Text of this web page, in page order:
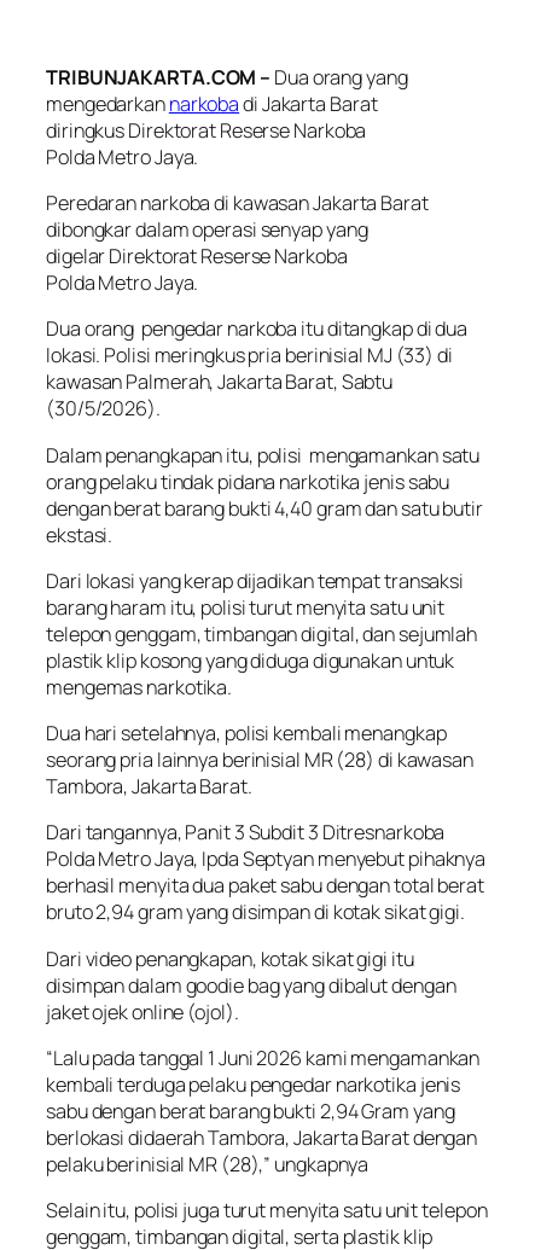
TRIBUNJAKARTA.COM – Dua orang yang
mengedarkannarkobadi Jakarta Barat
diringkus Direktorat Reserse Narkoba
Polda Metro Jaya.
Peredaran narkoba di kawasan Jakarta Barat
dibongkar dalam operasi senyap yang
digelar Direktorat Reserse Narkoba
Polda Metro Jaya.
Dua orang pengedar narkoba itu ditangkap di dua
lokasi. Polisi meringkus pria berinisial MJ (33) di
kawasan Palmerah, Jakarta Barat, Sabtu
(30/5/2026).
Dalam penangkapan itu, polisi mengamankan satu
orang pelaku tindak pidana narkotika jenis sabu
dengan berat barang bukti 4,40 gram dan satu butir
ekstasi.
Dari lokasi yang kerap dijadikan tempat transaksi
barang haram itu, polisi turut menyita satu unit
telepon genggam, timbangan digital, dan sejumlah
plastik klip kosong yang diduga digunakan untuk
mengemas narkotika.
Dua hari setelahnya, polisi kembali menangkap
seorang pria lainnya berinisial MR (28) di kawasan
Tambora, Jakarta Barat.
Dari tangannya, Panit 3 Subdit 3 Ditresnarkoba
Polda Metro Jaya, Ipda Septyan menyebut pihaknya
berhasil menyita dua paket sabu dengan total berat
bruto 2,94 gram yang disimpan di kotak sikat gigi.
Dari video penangkapan, kotak sikat gigi itu
disimpan dalam goodie bag yang dibalut dengan
jaket ojek online (ojol).
“Lalu pada tanggal 1 Juni 2026 kami mengamankan
kembali terduga pelaku pengedar narkotika jenis
sabu dengan berat barang bukti 2,94 Gram yang
berlokasi didaerah Tambora, Jakarta Barat dengan
pelaku berinisial MR (28),” ungkapnya
Selain itu, polisi juga turut menyita satu unit telepon
genggam, timbangan digital, serta plastik klip